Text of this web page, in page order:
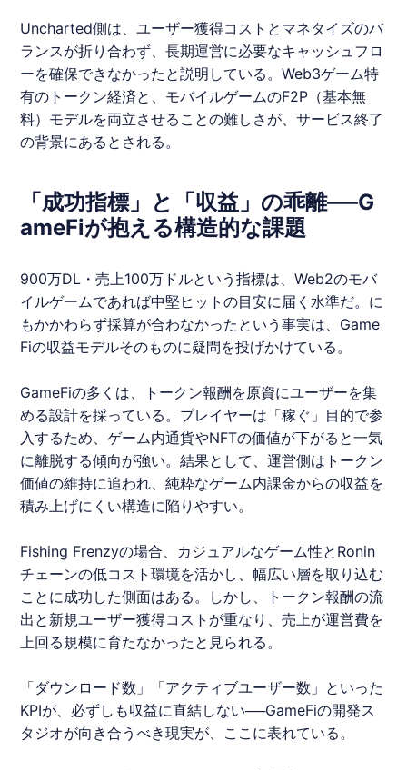
Uncharted側は、ユーザー獲得コストとマネタイズのバ
ランスが折り合わず、長期運営に必要なキャッシュフロ
ーを確保できなかったと説明している。Web3ゲーム特
有のトークン経済と、モバイルゲームのF2P（基本無
料）モデルを両立させることの難しさが、サービス終了
の背景にあるとされる。
「成功指標」と「収益」の乖離──G
ameFiが抱える構造的な課題
900万DL・売上100万ドルという指標は、Web2のモバ
イルゲームであれば中堅ヒットの目安に届く水準だ。に
もかかわらず採算が合わなかったという事実は、Game
Fiの収益モデルそのものに疑問を投げかけている。
GameFiの多くは、トークン報酬を原資にユーザーを集
める設計を採っている。プレイヤーは「稼ぐ」目的で参
入するため、ゲーム内通貨やNFTの価値が下がると一気
に離脱する傾向が強い。結果として、運営側はトークン
価値の維持に追われ、純粋なゲーム内課金からの収益を
積み上げにくい構造に陥りやすい。
Fishing Frenzyの場合、カジュアルなゲーム性とRonin
チェーンの低コスト環境を活かし、幅広い層を取り込む
ことに成功した側面はある。しかし、トークン報酬の流
出と新規ユーザー獲得コストが重なり、売上が運営費を
上回る規模に育たなかったと見られる。
「ダウンロード数」「アクティブユーザー数」といった
KPIが、必ずしも収益に直結しない──GameFiの開発ス
タジオが向き合うべき現実が、ここに表れている。